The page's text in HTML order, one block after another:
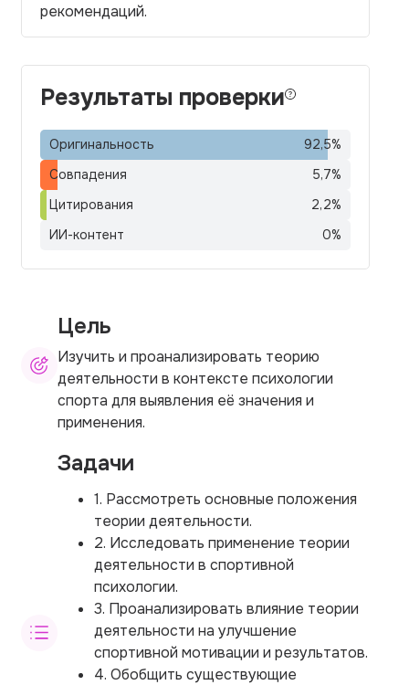
рекомендаций.
Результаты проверки
Оригинальность 92,5%
Совпадения
5,7%
Цитирования
2,2%
ИИ-контент
0%
Цель
Изучить и проанализировать теорию
деятельности в контексте психологии
спорта для выявления её значения и
применения.
Задачи
1. Рассмотреть основные положения
теории деятельности.
2. Исследовать применение теории
деятельности в спортивной
психологии.
3. Проанализировать влияние теории
деятельности на улучшение
спортивной мотивации и результатов.
4. Обобщить существующие